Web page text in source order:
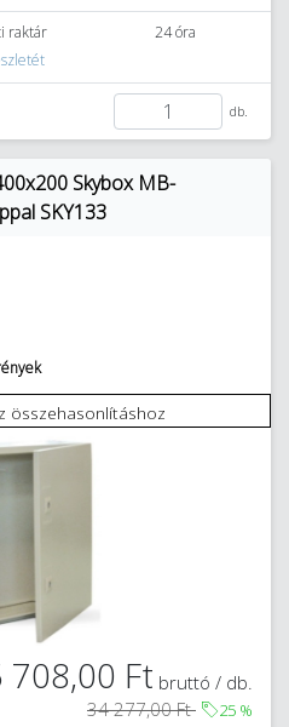
raktár
24 óra
db.
Skybox MB-
SKY133
összehasonlításhoz
708,00 Ft bruttó / db.
34 277,00 Ft
25 %